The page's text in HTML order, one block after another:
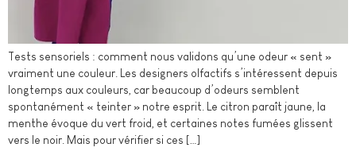
Tests sensoriels : comment nous validons qu’une odeur « sent »
vraiment une couleur. Les designers olfactifs s’intéressent depuis
longtemps aux couleurs, car beaucoup d’odeurs semblent
spontanément « teinter » notre esprit. Le citron paraît jaune, la
menthe évoque du vert froid, et certaines notes fumées glissent
vers le noir. Mais pour vérifier si ces […]